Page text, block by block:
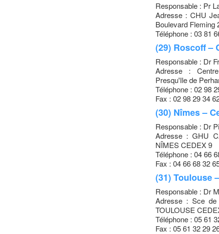
Responsable : Pr
Adresse : CHU
Boulevard
Téléphone : 03 81
(29) Roscoff –
Responsable : Dr
Adresse :
Presqu'Ile de
Téléphone : 02 98
Fax : 02 98 29 34
(30) Nîmes –
Responsable : Dr
Adresse : GHU
NÎMES CEDEX 9
Téléphone : 04 66
Fax : 04 66 68 32
(31) Toulouse
Responsable : Dr
Adresse : Sce de
TOULOUSE
Téléphone : 05 61
Fax : 05 61 32 29